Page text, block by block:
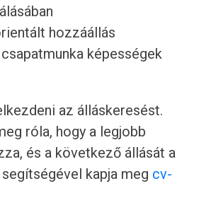
hozzáállás
képességek
az álláskeresést.
róla, hogy a legjobb
és a következő állását a
kapja meg cv-